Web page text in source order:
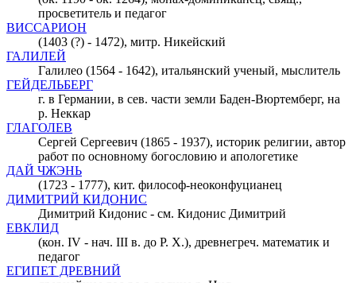
просветитель и педагог
ВИССАРИОН
(1403 (?) - 1472), митр. Никейский
ГАЛИЛЕЙ
Галилео (1564 - 1642), итальянский ученый, мыслитель
ГЕЙДЕЛЬБЕРГ
г. в Германии, в сев. части земли Баден-Вюртемберг, на
р. Неккар
ГЛАГОЛЕВ
Сергей Сергеевич (1865 - 1937), историк религии, автор
работ по основному богословию и апологетике
ДАЙ ЧЖЭНЬ
(1723 - 1777), кит. философ-неоконфуцианец
ДИМИТРИЙ КИДОНИС
Димитрий Кидонис - см. Кидонис Димитрий
ЕВКЛИД
(кон. IV - нач. III в. до Р. Х.), древнегреч. математик и
педагог
ЕГИПЕТ ДРЕВНИЙ